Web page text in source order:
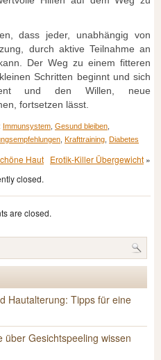
dass jeder, unabhängig von
durch aktive Teilnahme an
Der Weg zu einem fitteren
Schritten beginnt und sich
und den Willen, neue
fortsetzen lässt.
Immunsystem Gesund bleiben
Krafttraining Diabetes
Haut Erotik-Killer Übergewicht »
closed.
are closed.
Hautalterung: Tipps für eine
über Gesichtspeeling wissen